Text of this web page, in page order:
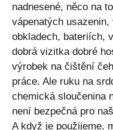
nadnesené, něco na
vápenatých
obkladech, bateriích,
dobrá vizitka dobré
výrobek na čištění
práce. Ale ruku na
chemická sloučenina
není bezpečná pro
A když je použijeme,